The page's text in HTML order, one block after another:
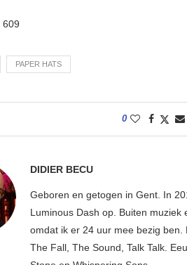
609
PAPER HATS
0
DIDIER BECU
Geboren en getogen in Gent. In
Luminous Dash op. Buiten
omdat ik er 24 uur mee bezig ben.
The Fall, The Sound, Talk Talk.